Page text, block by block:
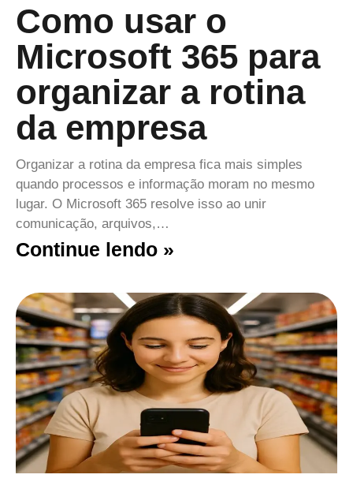
Como usar o
Microsoft 365 para
organizar a rotina
da empresa
Organizar a rotina da empresa fica mais simples
quando processos e informação moram no mesmo
lugar. O Microsoft 365 resolve isso ao unir
comunicação, arquivos,…
Continue lendo »